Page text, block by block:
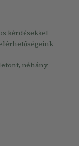
kérdésekkel
néhány